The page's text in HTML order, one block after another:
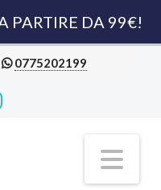
PARTIRE DA 99€!
0775202199